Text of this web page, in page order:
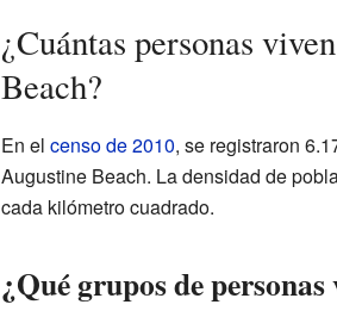
¿Cuántas personas
Beach?
En el censo de 2010, se registraron
Augustine Beach. La densidad de
cada kilómetro cuadrado.
¿Qué grupos de